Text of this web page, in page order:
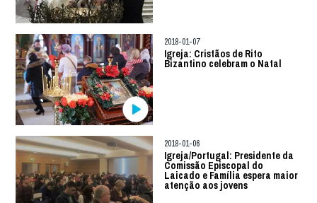
2018-01-07
Igreja: Cristãos de Rito
Bizantino celebram o Natal
2018-01-06
Igreja/Portugal: Presidente da
Comissão Episcopal do
Laicado e Família espera maior
atenção aos jovens